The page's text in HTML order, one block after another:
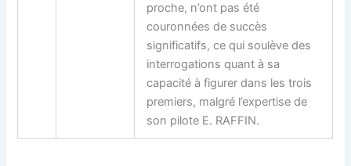
proche, n’ont pas été
couronnées de succès
significatifs, ce qui soulève des
interrogations quant à sa
capacité à figurer dans les trois
premiers, malgré l’expertise de
son pilote E. RAFFIN.